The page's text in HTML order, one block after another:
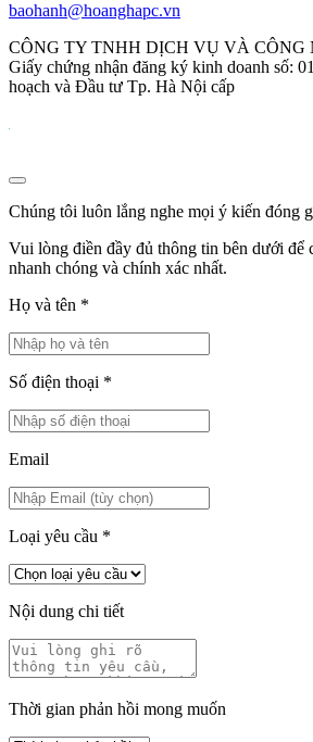
baohanh@hoanghapc.vn
CÔNG TY TNHH DỊCH VỤ VÀ CÔNG
Giấy chứng nhận đăng ký kinh doanh số:
hoạch và Đầu tư Tp. Hà Nội cấp
Chúng tôi luôn lắng nghe mọi ý kiến đóng
Vui lòng điền đầy đủ thông tin bên dưới để
nhanh chóng và chính xác nhất.
Họ và tên *
Số điện thoại *
Email
Loại yêu cầu *
Nội dung chi tiết
Thời gian phản hồi mong muốn